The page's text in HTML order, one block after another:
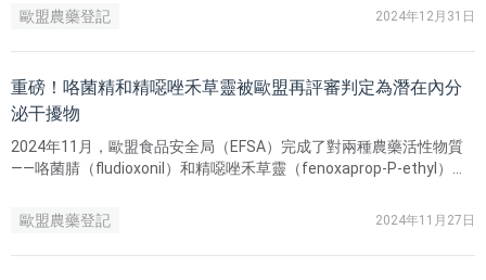
（Fenpyrazamine）：有效期至2025年1月15日 氟節胺
（Flumetralin）：有效期至2025年1月15日 活化酯（Acibenzolar-S-
methyl）：有效期至2025年1月10日 嗪草酮（Metribuzin）：有效期
歐盟農藥登記 2024年12月31日
重磅！咯菌精和精噁唑禾草靈被歐盟再評審判定為潛在內分
泌干擾物
2024年11月，歐盟食品安全局（EFSA）完成了對兩種農藥活性物質
——咯菌腈（fludioxonil）和精噁唑禾草靈（fenoxaprop-P-ethyl）的
歐盟農藥登記
2024年11月27日